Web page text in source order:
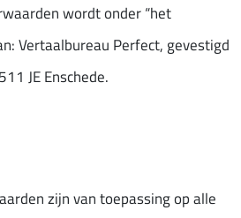
wordt onder “het
Vertaalbureau Perfect, gevestigd
JE Enschede.
zijn van toepassing op alle